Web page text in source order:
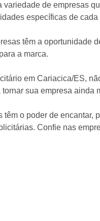
de empresas
específicas de cada
têm a
a marca.
em Cariacica/ES,
sua empresa ainda
o poder de
Confie nas